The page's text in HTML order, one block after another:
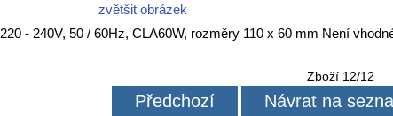
zvětšit obrázek
220 - 240V, 50 / 60Hz, CLA60W, rozměry 110 x 60 mm Není
Zboží 12/12
Předchozí Návrat na